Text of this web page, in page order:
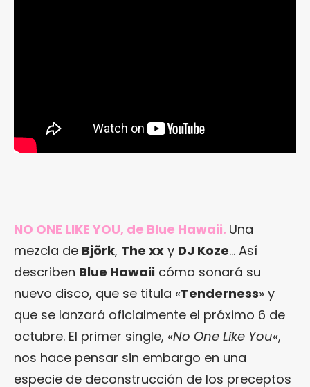
NO ONE LIKE YOU, de Blue Hawaii. Una
mezcla de Björk, The xx y DJ Koze… Así
describen Blue Hawaii cómo sonará su
nuevo disco, que se titula «Tenderness» y
que se lanzará oficialmente el próximo 6 de
octubre. El primer single, «No One Like You«,
nos hace pensar sin embargo en una
especie de deconstrucción de los preceptos